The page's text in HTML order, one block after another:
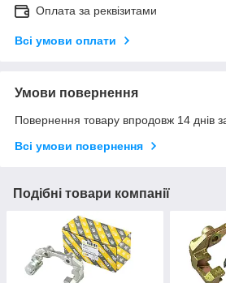
Оплата за реквізитами
Всі умови оплати
Умови повернення
Повернення товару впродовж 14 днів
Всі умови повернення
Подібні товари компанії